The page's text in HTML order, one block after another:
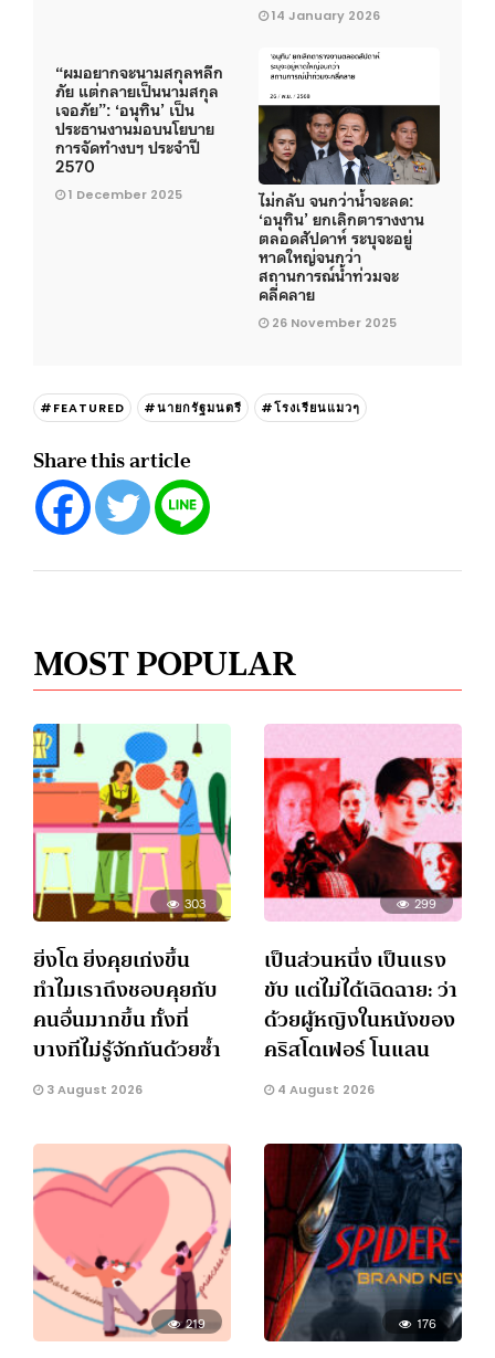
14 January 2026
“ผมอยากจะนามสกุลหลีก
ภัย แต่กลายเป็นนามสกุล
เจอภัย”: ‘อนุทิน’ เป็น
ประธานงานมอบนโยบาย
การจัดทำงบฯ ประจำปี
2570
1 December 2025
ไม่กลับ จนกว่าน้ำจะลด:
‘อนุทิน’ ยกเลิกตารางงาน
ตลอดสัปดาห์ ระบุจะอยู่
หาดใหญ่จนกว่า
สถานการณ์น้ำท่วมจะ
คลี่คลาย
26 November 2025
#FEATURED #นายกรัฐมนตรี #โรงเรียนแมวๆ
Share this article
MOST POPULAR
303
ยิ่งโต ยิ่งคุยเก่งขึ้น
ทำไมเราถึงชอบคุยกับ
คนอื่นมากขึ้น ทั้งที่
บางทีไม่รู้จักกันด้วยซ้ำ
3 August 2026
299
เป็นส่วนหนึ่ง เป็นแรง
ขับ แต่ไม่ได้เฉิดฉาย: ว่า
ด้วยผู้หญิงในหนังของ
คริสโตเฟอร์ โนแลน
4 August 2026
219 176